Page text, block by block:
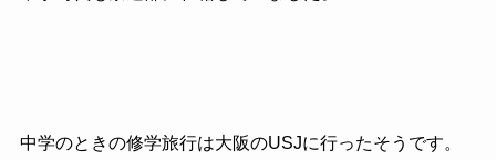
中学のときの修学旅行は大阪のUSJに行ったそうです。